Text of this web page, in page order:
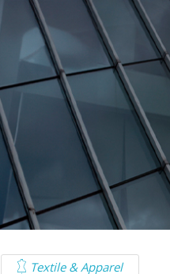
Textile & Apparel